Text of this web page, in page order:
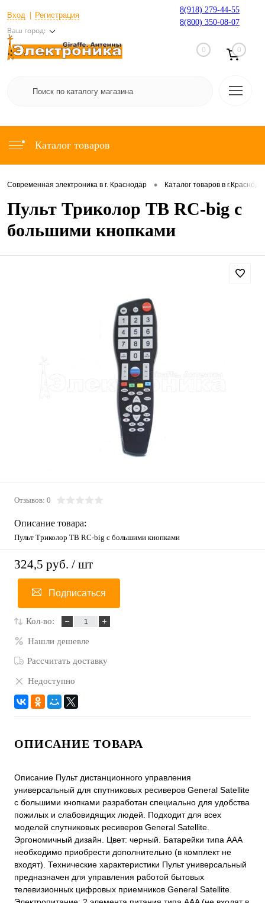
Вход Регистрация
Ваш город:
8(918) 279-44-55
8(800) 350-08-07
0 0
Каталог товаров
Современная электроника в г. Краснодар • Каталог товаров в
Пульт Триколор ТВ RC-big с
большими кнопками
Отзывов: 0
Описание товара:
Пульт Триколор ТВ RC-big с большими кнопками
324,5 руб. / шт
Подписаться
Кол-во:
Нашли дешевле
Рассчитать доставку
Недоступно
ОПИСАНИЕ ТОВАРА
Описание Пульт дистанционного управления
универсальный для спутниковых ресиверов General Satellite
с большими кнопками разработан специально для удобства
пожилых и слабовидящих людей. Подходит для всех
моделей спутниковых ресиверов General Satellite.
Эргономичный дизайн. Цвет: черный. Батарейки типа ААА
необходимо приобрести дополнительно (в комплект не
входят). Технические характеристики Пульт универсальный
предназначен для управления работой бытовых
телевизионных цифровых приемников General Satellite.